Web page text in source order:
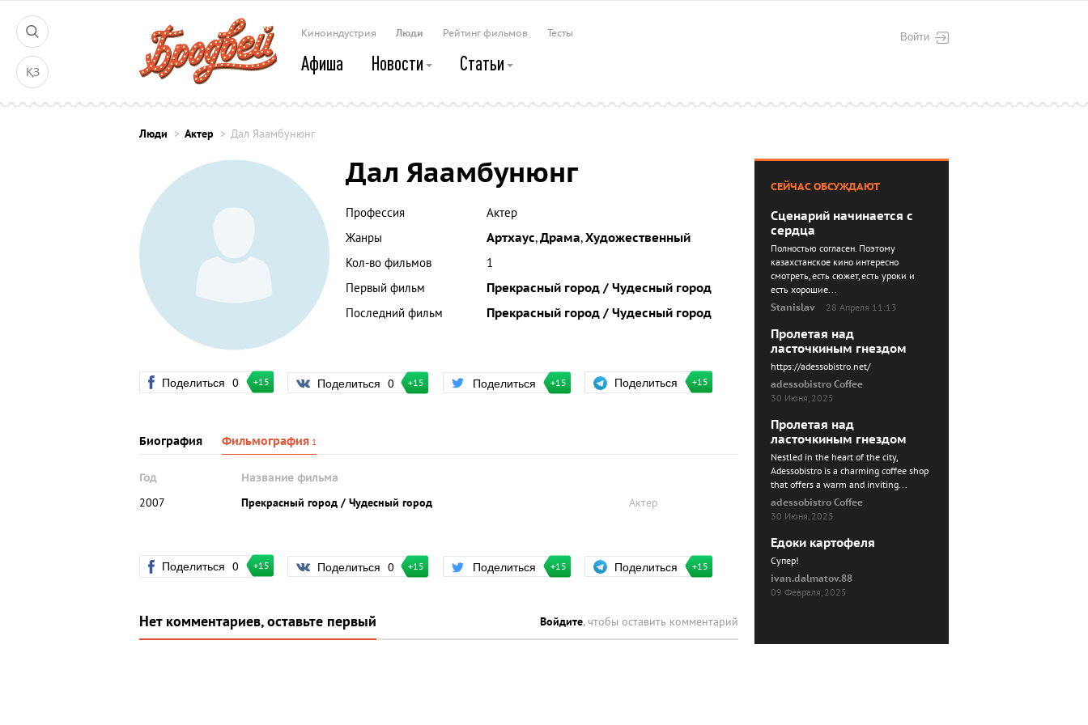
ҚЗ
Войти
Киноиндустрия Люди Рейтинг фильмов Тесты
Афиша Новости Статьи
Люди Актер Дал Яаамбунюнг
Дал Яаамбунюнг
Профессия
Актер
Жанры
Артхаус,Драма,Художественный
Кол-во фильмов
1
Первый фильм
Прекрасный город / Чудесный город
Последний фильм
Прекрасный город / Чудесный город
Поделиться 0 +15 Поделиться 0 +15 Поделиться +15 Поделиться +15
Биография Фильмография 1
Год Название фильма
2007 Прекрасный город / Чудесный город Актер
Поделиться 0 +15 Поделиться 0 +15 Поделиться +15 Поделиться +15
Нет комментариев, оставьте первый Войдите, чтобы оставить комментарий
СЕЙЧАС ОБСУЖДАЮТ
Сценарий начинается с
сердца
Полностью согласен. Поэтому
казахстанское кино интересно
смотреть, есть сюжет, есть уроки и
есть хорошие...
Stanislav
28 Апреля 11:13
Пролетая над
ласточкиным гнездом
https://adessobistro.net/
adessobistro Coffee
30 Июня, 2025
Пролетая над
ласточкиным гнездом
Nestled in the heart of the city,
Adessobistro is a charming coffee shop
that offers a warm and inviting...
adessobistro Coffee
30 Июня, 2025
Едоки картофеля
Cупер!
ivan.dalmatov.88
09 Февраля, 2025